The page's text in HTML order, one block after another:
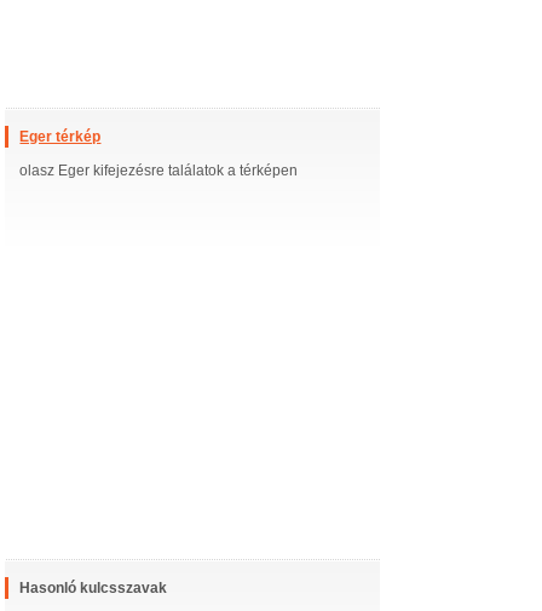
Eger térkép
olasz Eger kifejezésre találatok a térképen
Hasonló kulcsszavak